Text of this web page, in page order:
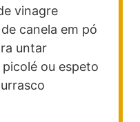
vinagre
de canela em pó
untar
ou espeto